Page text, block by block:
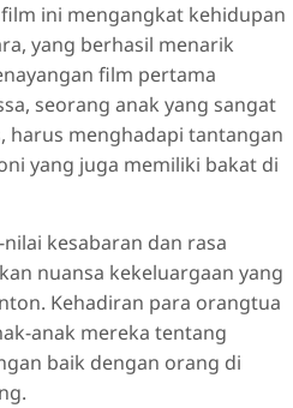
film ini mengangkat kehidupan
yang berhasil menarik
film pertama
seorang anak yang sangat
harus menghadapi tantangan
yang juga memiliki bakat di
kesabaran dan rasa
nuansa kekeluargaan yang
Kehadiran para orangtua
anak mereka tentang
baik dengan orang di